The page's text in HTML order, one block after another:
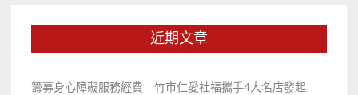
近期文章
籌募身心障礙服務經費 竹市仁愛社福攜手4大名店發起